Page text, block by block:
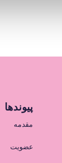
پیوندها
مقدمه
عضویت